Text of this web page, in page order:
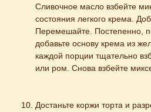
Сливочное масло взбейте
состояния легкого крема.
Перемешайте. Постепенно,
добавьте основу крема из
каждой порции тщательно
или ром. Снова взбейте
Достаньте коржи торта и